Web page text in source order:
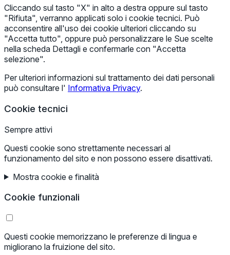
Cliccando sul tasto "X" in alto a destra oppure sul tasto
"Rifiuta", verranno applicati solo i cookie tecnici. Può
acconsentire all'uso dei cookie ulteriori cliccando su
"Accetta tutto", oppure può personalizzare le Sue scelte
nella scheda Dettagli e confermarle con "Accetta
selezione".
Per ulteriori informazioni sul trattamento dei dati personali
può consultare l' Informativa Privacy.
Cookie tecnici
Sempre attivi
Questi cookie sono strettamente necessari al
funzionamento del sito e non possono essere disattivati.
Mostra cookie e finalità
Cookie funzionali
Questi cookie memorizzano le preferenze di lingua e
migliorano la fruizione del sito.